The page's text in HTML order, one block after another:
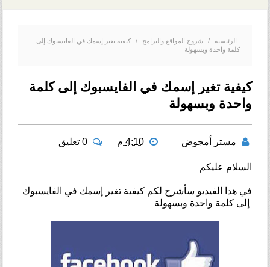
الرئيسية / شروح المواقع والبرامج /
كيفية تغير إسمك في الفايسبوك إلى
كلمة واحدة وبسهولة
كيفية تغير إسمك في الفايسبوك إلى كلمة
واحدة وبسهولة
مستر أمجوض 4:10 م
السلام عليكم
في هدا الفيديو سأشرح لكم كيفية تغير إسمك في الفايسبوك